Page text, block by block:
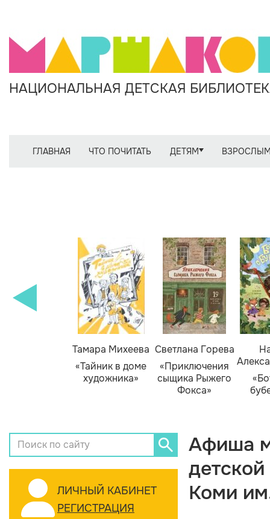
НАЦИОНАЛЬНАЯ ДЕТСКАЯ
ГЛАВНАЯ ЧТО ПОЧИТАТЬ ДЕТЯМ
Тамара Михеева
«Тайник в доме
художника»
Светлана Горева
«Приключения
сыщика Рыжего
Фокса»
ЛИЧНЫЙ КАБИНЕТ
РЕГИСТРАЦИЯ
Афиша
Коми